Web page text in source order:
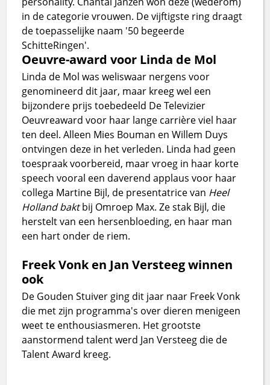
in de categorie vrouwen. De vijftigste ring draagt
de toepasselijke naam '50 begeerde
SchitteRingen'.
Oeuvre-award voor Linda de Mol
Linda de Mol was weliswaar nergens voor
genomineerd dit jaar, maar kreeg wel een
bijzondere prijs toebedeeld De Televizier
Oeuvreaward voor haar lange carrière viel haar
ten deel. Alleen Mies Bouman en Willem Duys
ontvingen deze in het verleden. Linda had geen
toespraak voorbereid, maar vroeg in haar korte
speech vooral een daverend applaus voor haar
collega Martine Bijl, de presentatrice van Heel
Holland baktbij Omroep Max. Ze stak Bijl, die
herstelt van een hersenbloeding, en haar man
een hart onder de riem.
Freek Vonk en Jan Versteeg winnen
ook
De Gouden Stuiver ging dit jaar naar Freek Vonk
die met zijn programma's over dieren menigeen
weet te enthousiasmeren. Het grootste
aanstormend talent werd Jan Versteeg die de
Talent Award kreeg.